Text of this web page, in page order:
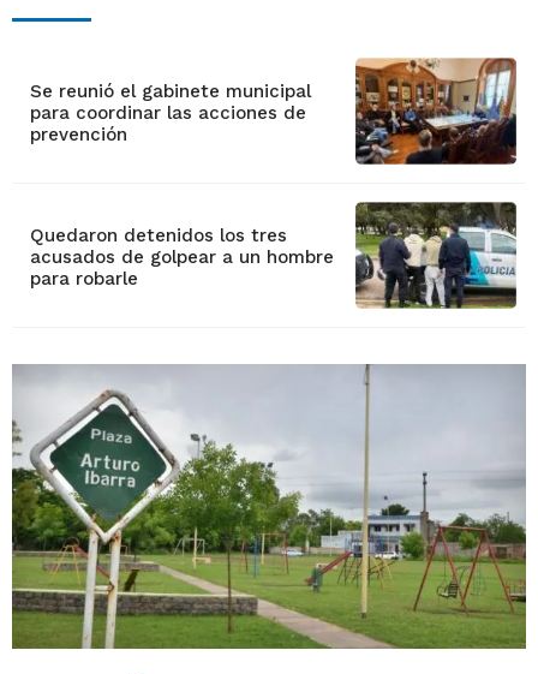
Se reunió el gabinete municipal
para coordinar las acciones de
prevención
Quedaron detenidos los tres
acusados de golpear a un hombre
para robarle